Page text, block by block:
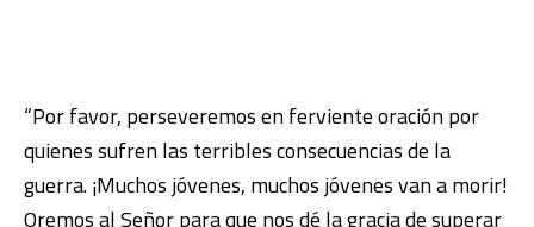
“Por favor, perseveremos en ferviente oración por
quienes sufren las terribles consecuencias de la
guerra. ¡Muchos jóvenes, muchos jóvenes van a morir!
Oremos al Señor para que nos dé la gracia de superar